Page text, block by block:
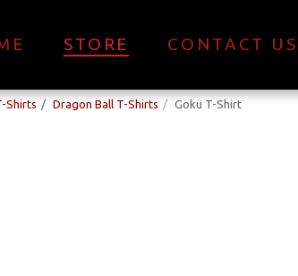
STORE CONTACT US
Shirts Dragon Ball T-Shirts Goku T-Shirt